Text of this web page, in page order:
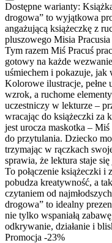
Dostępne warianty:
drogowa” to wyjątkowa
angażującą książeczkę z
pluszowego Misia
Tym razem Miś Pracuś
gotowy na każde
uśmiechem i pokazuje, jak
Kolorowe ilustracje, pełne
wzrok, a ruchome
uczestniczy w lekturze –
wracając do książeczki za
jest urocza maskotka –
do przytulania. Dziecko
trzymając w rączkach
sprawia, że lektura staje
To połączenie książeczki
pobudza kreatywność, a
czytaniem od
drogowa” to idealny
nie tylko wspaniałą
odkrywanie, działanie i
Promocja -23%